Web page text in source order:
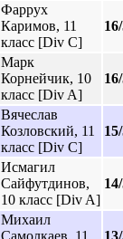
Фаррух
Каримов, 11
класс [Div C]
Марк
Корнейчик, 10
класс [Div A]
Вячеслав
Козловский, 11
класс [Div C]
Исмагил
Сайфутдинов,
10 класс [Div A]
Михаил
Самолкаев, 11